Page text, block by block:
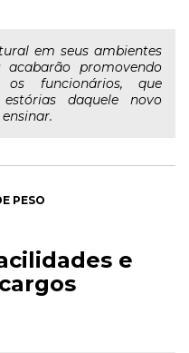
em seus ambientes
acabarão promovendo
funcionários, que
daquele novo
PESO
e